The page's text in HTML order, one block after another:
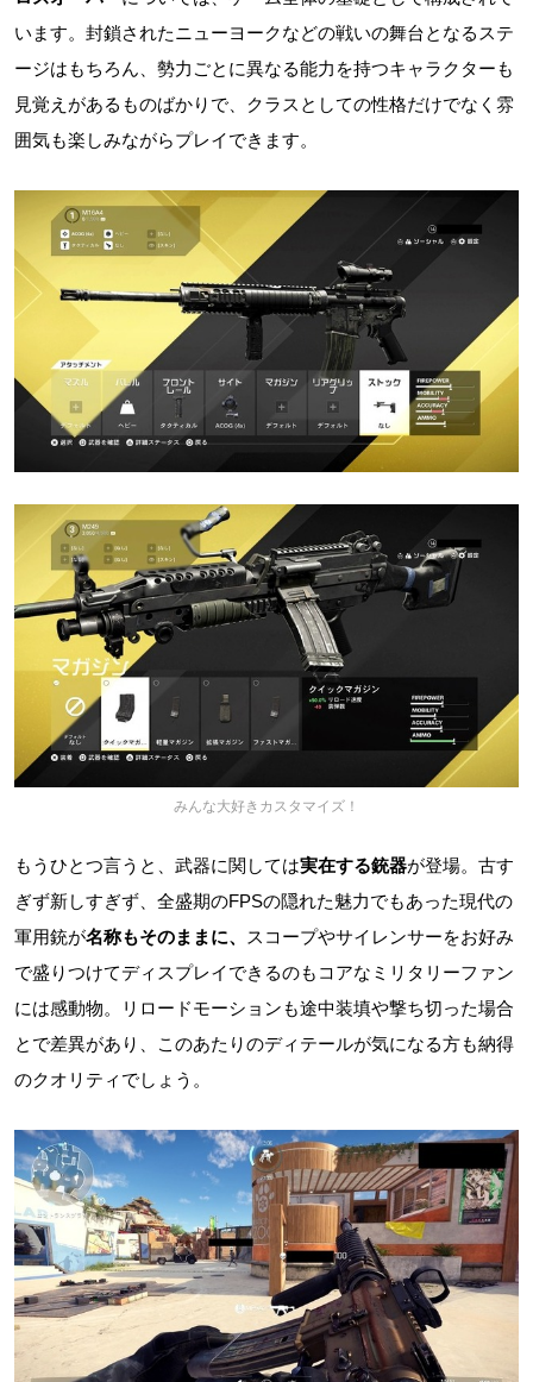
います。封鎖されたニューヨークなどの戦いの舞台となるステ
ージはもちろん、勢力ごとに異なる能力を持つキャラクターも
見覚えがあるものばかりで、クラスとしての性格だけでなく雰
囲気も楽しみながらプレイできます。
みんな大好きカスタマイズ！
もうひとつ言うと、武器に関しては実在する銃器が登場。古す
ぎず新しすぎず、全盛期のFPSの隠れた魅力でもあった現代の
軍用銃が名称もそのままに、
スコープやサイレンサーをお好み
で盛りつけてディスプレイできるのもコアなミリタリーファン
には感動物。リロードモーションも途中装填や撃ち切った場合
とで差異があり、このあたりのディテールが気になる方も納得
のクオリティでしょう。